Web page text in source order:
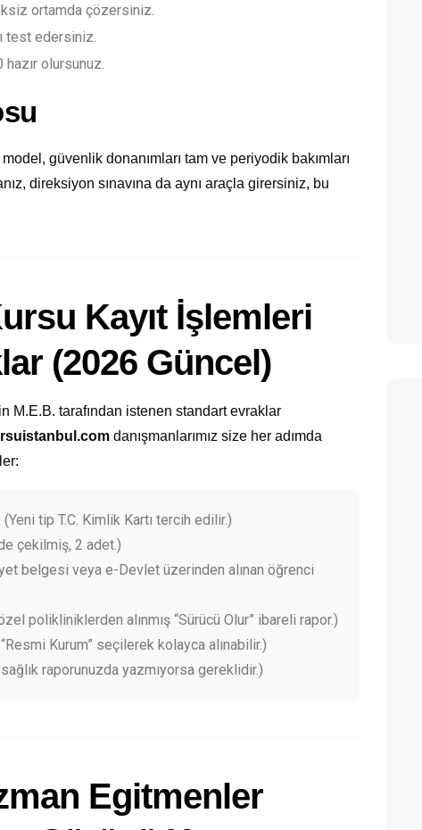
ortamda çözersiniz.
test edersiniz.
hazır olursunuz.
güvenlik donanımları tam ve periyodik bakımları
direksiyon sınavına da aynı araçla girersiniz, bu
Kayıt İşlemleri
(2026 Güncel)
M.E.B. tarafından istenen standart evraklar
danışmanlarımız size her adımda
(Yeni tip T.C. Kimlik Kartı tercih edilir.)
çekilmiş, 2 adet.)
belgesi veya e-Devlet üzerinden alınan öğrenci
polikliniklerden alınmış “Sürücü Olur” ibareli rapor.)
Kurum” seçilerek kolayca alınabilir.)
raporunuzda yazmıyorsa gereklidir.)